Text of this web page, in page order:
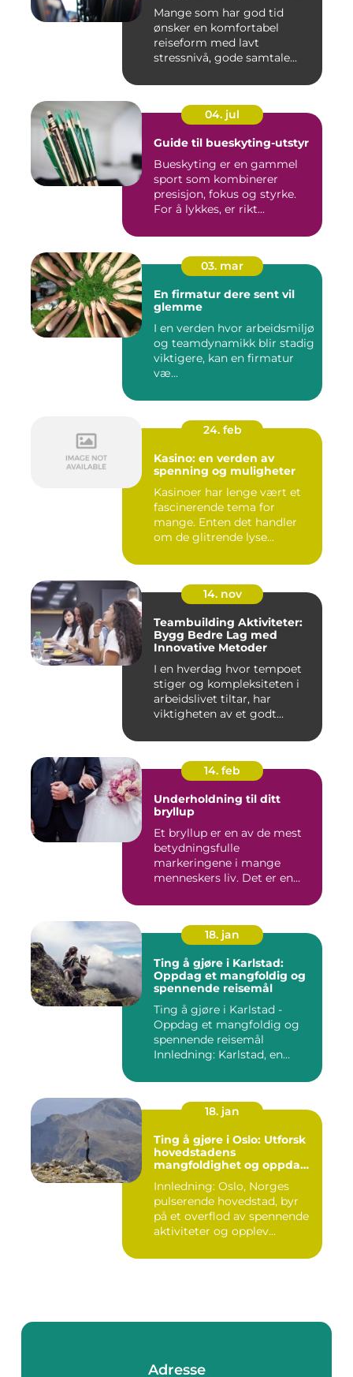
Mange som har god tid
ønsker en komfortabel
reiseform med lavt
stressnivå, gode samtale...
04. jul
Guide til bueskyting-utstyr
Bueskyting er en gammel
sport som kombinerer
presisjon, fokus og styrke.
For å lykkes, er rikt...
03. mar
En firmatur dere sent vil
glemme
I en verden hvor arbeidsmiljø
og teamdynamikk blir stadig
viktigere, kan en firmatur
væ...
24. feb
Kasino: en verden av
spenning og muligheter
Kasinoer har lenge vært et
fascinerende tema for
mange. Enten det handler
om de glitrende lyse...
14. nov
Teambuilding Aktiviteter:
Bygg Bedre Lag med
Innovative Metoder
I en hverdag hvor tempoet
stiger og kompleksiteten i
arbeidslivet tiltar, har
viktigheten av et godt...
14. feb
Underholdning til ditt
bryllup
Et bryllup er en av de mest
betydningsfulle
markeringene i mange
menneskers liv. Det er en
18. jan
Ting å gjøre i Karlstad:
Oppdag et mangfoldig og
spennende reisemål
Ting å gjøre i Karlstad -
Oppdag et mangfoldig og
spennende reisemål
Innledning: Karlstad, en
18. jan
Ting å gjøre i Oslo: Utforsk
hovedstadens
mangfoldighet og oppdag
Innledning: Oslo, Norges
pulserende hovedstad, byr
på et overflod av spennende
aktiviteter og opplev...
Adresse